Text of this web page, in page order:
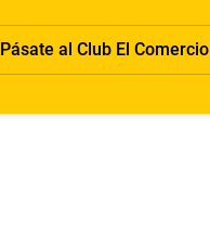
Pásate al Club El Comercio